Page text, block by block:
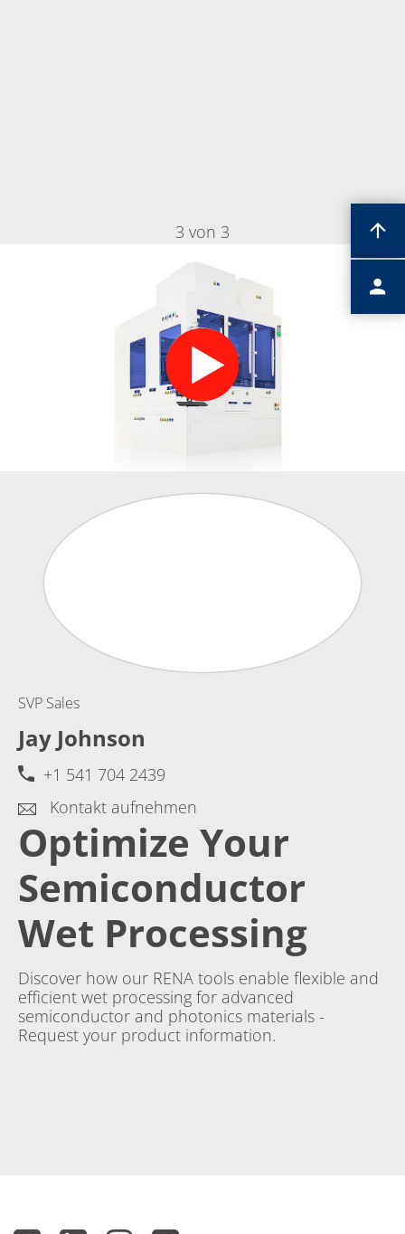
3 von 3
SVP Sales
Jay Johnson
+1 541 704 2439
Kontakt aufnehmen
Optimize Your
Semiconductor
Wet Processing
Discover how our RENA tools enable flexible and
efficient wet processing for advanced
semiconductor and photonics materials -
Request your product information.